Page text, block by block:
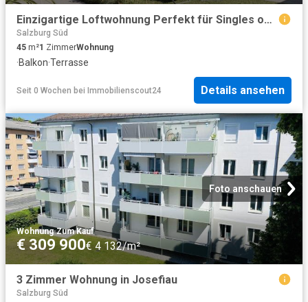
Einzigartige Loftwohnung Perfekt für Singles oder als Anlageobjekt
Salzburg Süd
45 m²1 ZimmerWohnung
·Balkon·Terrasse
Seit 0 Wochen bei Immobilienscout24 Details ansehen
Foto anschauen
Wohnung·Zum Kauf
€ 309 900€ 4 132/m²
3 Zimmer Wohnung in Josefiau
Salzburg Süd